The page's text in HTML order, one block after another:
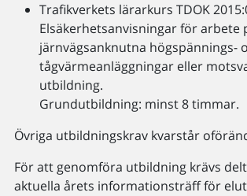
Trafikverkets lärarkurs TDOK
Elsäkerhetsanvisningar för arbete
järnvägsanknutna högspännings-
tågvärmeanläggningar eller
utbildning.
Grundutbildning: minst 8 timmar.
Övriga utbildningskrav kvarstår
För att genomföra utbildning krävs
aktuella årets informationsträff för